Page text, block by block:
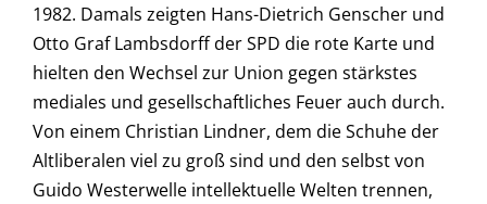
1982. Damals zeigten Hans-Dietrich Genscher und
Otto Graf Lambsdorff der SPD die rote Karte und
hielten den Wechsel zur Union gegen stärkstes
mediales und gesellschaftliches Feuer auch durch.
Von einem Christian Lindner, dem die Schuhe der
Altliberalen viel zu groß sind und den selbst von
Guido Westerwelle intellektuelle Welten trennen,